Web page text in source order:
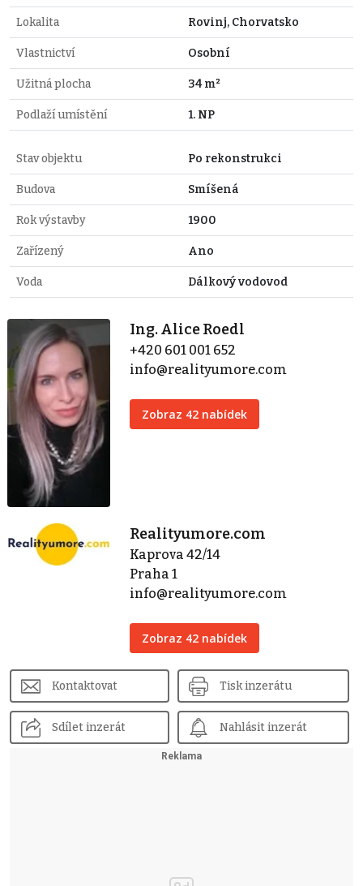
Lokalita Rovinj, Chorvatsko
Vlastnictví Osobní
Užitná plocha 34 m²
Podlaží umístění 1. NP
Stav objektu Po rekonstrukci
Budova Smíšená
Rok výstavby 1900
Zařízený Ano
Voda Dálkový vodovod
Ing. Alice Roedl
+420 601 001 652
info@realityumore.com
Zobraz 42 nabídek
Realityumore.com
Kaprova 42/14
Praha 1
info@realityumore.com
Zobraz 42 nabídek
Kontaktovat Tisk inzerátu
Sdílet inzerát Nahlásit inzerát